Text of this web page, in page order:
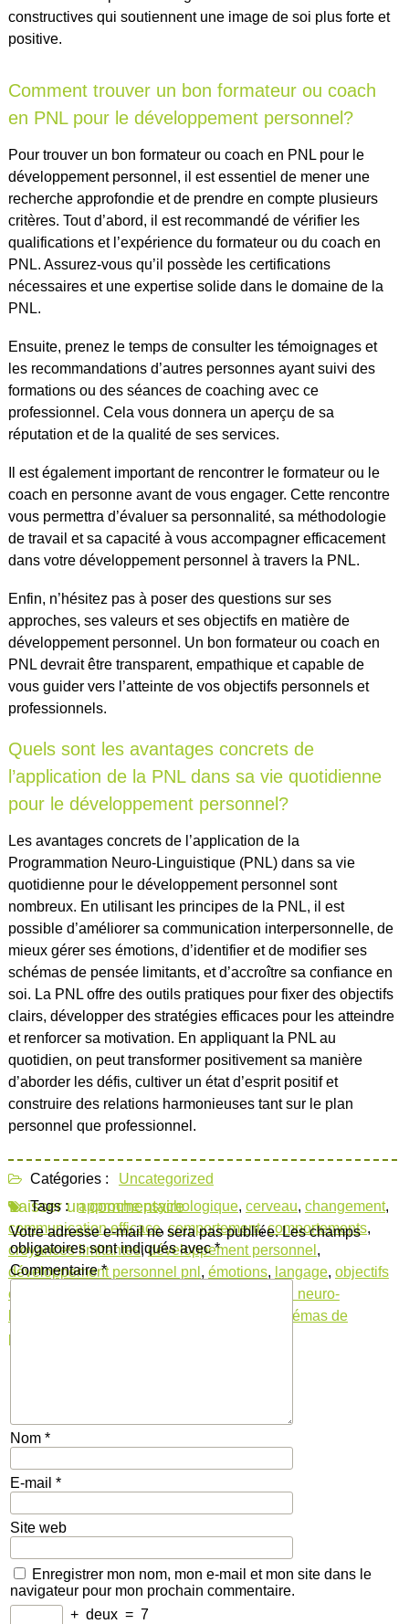
constructives qui soutiennent une image de soi plus forte et
positive.
Comment trouver un bon formateur ou coach
en PNL pour le développement personnel?
Pour trouver un bon formateur ou coach en PNL pour le
développement personnel, il est essentiel de mener une
recherche approfondie et de prendre en compte plusieurs
critères. Tout d’abord, il est recommandé de vérifier les
qualifications et l’expérience du formateur ou du coach en
PNL. Assurez-vous qu’il possède les certifications
nécessaires et une expertise solide dans le domaine de la
PNL.
Ensuite, prenez le temps de consulter les témoignages et
les recommandations d’autres personnes ayant suivi des
formations ou des séances de coaching avec ce
professionnel. Cela vous donnera un aperçu de sa
réputation et de la qualité de ses services.
Il est également important de rencontrer le formateur ou le
coach en personne avant de vous engager. Cette rencontre
vous permettra d’évaluer sa personnalité, sa méthodologie
de travail et sa capacité à vous accompagner efficacement
dans votre développement personnel à travers la PNL.
Enfin, n’hésitez pas à poser des questions sur ses
approches, ses valeurs et ses objectifs en matière de
développement personnel. Un bon formateur ou coach en
PNL devrait être transparent, empathique et capable de
vous guider vers l’atteinte de vos objectifs personnels et
professionnels.
Quels sont les avantages concrets de
l’application de la PNL dans sa vie quotidienne
pour le développement personnel?
Les avantages concrets de l’application de la
Programmation Neuro-Linguistique (PNL) dans sa vie
quotidienne pour le développement personnel sont
nombreux. En utilisant les principes de la PNL, il est
possible d’améliorer sa communication interpersonnelle, de
mieux gérer ses émotions, d’identifier et de modifier ses
schémas de pensée limitants, et d’accroître sa confiance en
soi. La PNL offre des outils pratiques pour fixer des objectifs
clairs, développer des stratégies efficaces pour les atteindre
et renforcer sa motivation. En appliquant la PNL au
quotidien, on peut transformer positivement sa manière
d’aborder les défis, cultiver un état d’esprit positif et
construire des relations harmonieuses tant sur le plan
personnel que professionnel.
Catégories :
Uncategorized
Tags : approche psychologique, cerveau, changement,
communication efficace,comportement,comportements,
croyances limitantes,développement personnel ,
développement personnel pnl , émotions, langage, objectifs
clairs
programmation neuro-
schémas de
pensée
Laisser un commentaire
Votre adresse e-mail ne sera pas publiée. Les champs
obligatoires sont indiqués avec*
Commentaire*
Nom *
E-mail *
Site web
Enregistrer mon nom, mon e-mail et mon site dans le
navigateur pour mon prochain commentaire.
+ deux = 7